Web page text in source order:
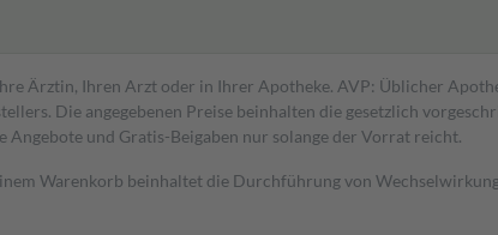
Ärztin, Ihren Arzt oder in Ihrer Apotheke. AVP: Üblicher
Die angegebenen Preise beinhalten die gesetzlich
und Gratis-Beigaben nur solange der Vorrat reicht.
Warenkorb beinhaltet die Durchführung von